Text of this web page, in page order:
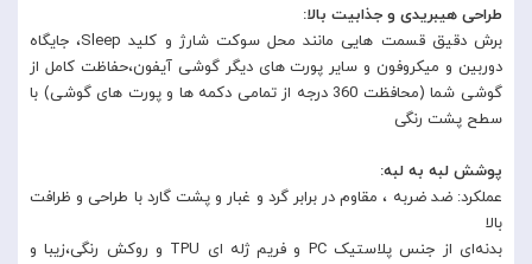
طراحی هیبریدی و جذابیت بالا:
برش دقیق قسمت هایی مانند محل سوکت شارژ و کلید Sleep، جایگاه
دوربین و میکروفون و سایر پورت های دیگر گوشی آیفون،حفاظت کامل از
گوشی شما (محافظت 360 درجه از تمامی دکمه ها و پورت های گوشی) با
سطح پشت رنگی
پوشش لبه به لبه:
عملکرد: ضد ضربه ، مقاوم در برابر گرد و غبار و پشت گارد با طراحی و ظرافت
بالا
بدنه‌ای از جنس پلاستیک PC و فریم ژله ای TPU و روکش رنگی،زیبا و